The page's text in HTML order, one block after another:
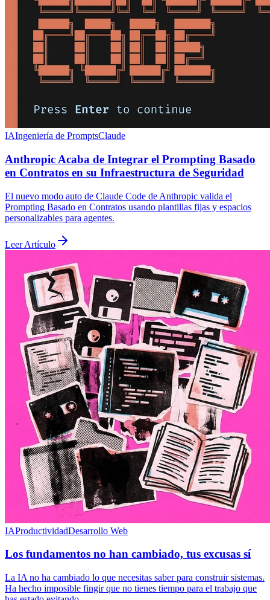
IAIngeniería de PromptsClaude
Anthropic Acaba de Integrar el Prompting Basado
en Contratos en su Infraestructura de Seguridad
El nuevo modo auto de Claude Code de Anthropic valida el
Prompting Basado en Contratos usando plantillas fijas y espacios
personalizables para agentes.
Leer Artículo
IAProductividadDesarrollo Web
Los fundamentos no han cambiado, tus excusas sí
La IA no ha cambiado lo que necesitas saber para construir sistemas.
Ha hecho imposible fingir que no tienes tiempo para el trabajo que